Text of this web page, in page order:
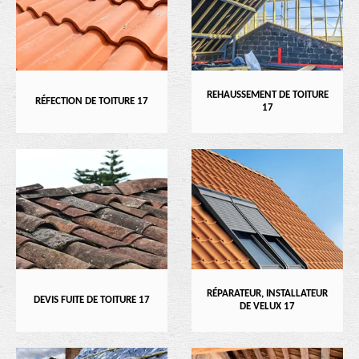
RÉFECTION DE TOITURE 17
REHAUSSEMENT DE TOITURE
17
DEVIS FUITE DE TOITURE 17
RÉPARATEUR, INSTALLATEUR
DE VELUX 17